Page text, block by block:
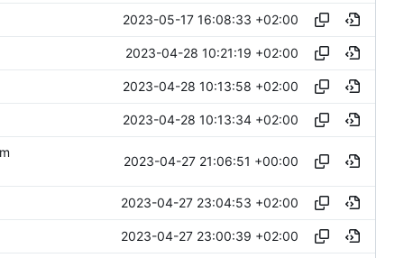
2023-05-17 16:08:33 +02:00
2023-04-28 10:21:19 +02:00
2023-04-28 10:13:58 +02:00
2023-04-28 10:13:34 +02:00
2023-04-27 21:06:51 +00:00
2023-04-27 23:04:53 +02:00
2023-04-27 23:00:39 +02:00